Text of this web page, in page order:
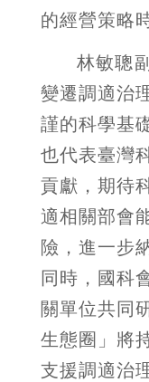
的經營策略
林敏聰
變遷調適治
謹的科學基
也代表臺灣
貢獻，期待
適相關部會
險，進一步
同時，國科
關單位共同
生態圈」將
支援調適治